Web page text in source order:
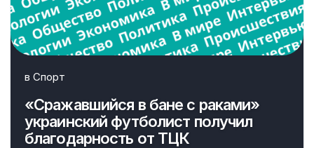
в Спорт
«Сражавшийся в бане с раками»
украинский футболист получил
благодарность от ТЦК